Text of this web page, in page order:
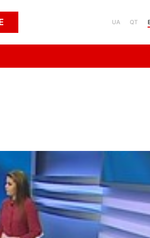
UA QT